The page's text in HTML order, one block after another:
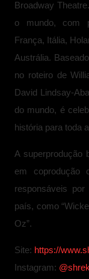
Broadway
o mundo, com
França, Itália,
Austrália.
no roteiro de
David Lindsay-
do mundo, é
história para toda
A superprodução
em coprodução
responsáveis
país, como
Oz”.
Site: https://
Instagram: